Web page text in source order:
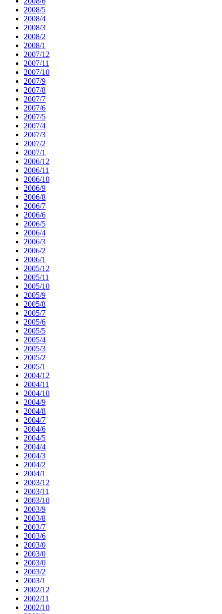
2008/5
2008/4
2008/3
2008/2
2008/1
2007/12
2007/11
2007/10
2007/9
2007/8
2007/7
2007/6
2007/5
2007/4
2007/3
2007/2
2007/1
2006/12
2006/11
2006/10
2006/9
2006/8
2006/7
2006/6
2006/5
2006/4
2006/3
2006/2
2006/1
2005/12
2005/11
2005/10
2005/9
2005/8
2005/7
2005/6
2005/5
2005/4
2005/3
2005/2
2005/1
2004/12
2004/11
2004/10
2004/9
2004/8
2004/7
2004/6
2004/5
2004/4
2004/3
2004/2
2004/1
2003/12
2003/11
2003/10
2003/9
2003/8
2003/7
2003/6
2003/0
2003/0
2003/0
2003/2
2003/1
2002/12
2002/11
2002/10